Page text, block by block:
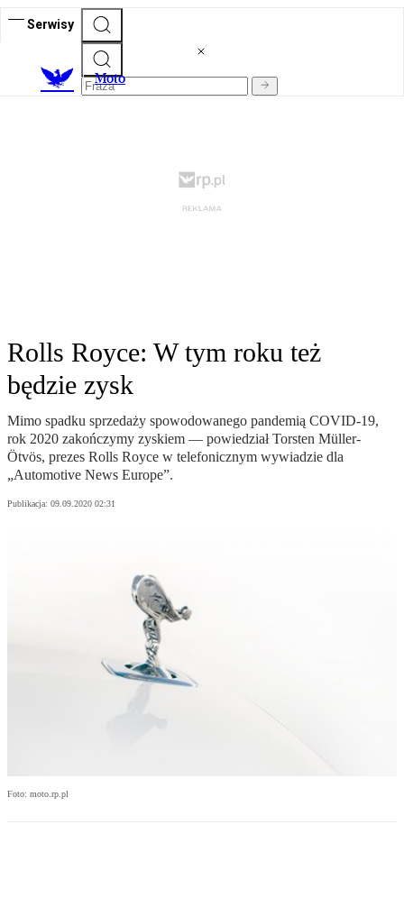
Serwisy
Moto
Rolls Royce: W tym roku też
będzie zysk
Mimo spadku sprzedaży spowodowanego pandemią COVID-19,
rok 2020 zakończymy zyskiem — powiedział Torsten Müller-
Ötvös, prezes Rolls Royce w telefonicznym wywiadzie dla
„Automotive News Europe”.
Publikacja: 09.09.2020 02:31
Foto: moto.rp.pl